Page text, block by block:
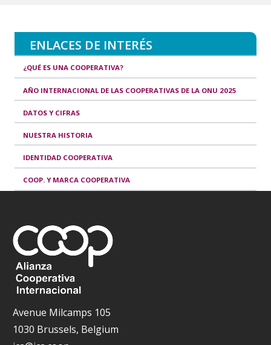
ENLACES DE INTERÉS
¿QUÉ ES UNA COOPERATIVA?
AÑO INTERNACIONAL DE LAS COOPERATIVAS DE LA ONU 2025
DATOS Y CIFRAS
NUESTRA HISTORIA
IDENTIDAD COOPERATIVA
COOP. Y MARCA COOPERATIVA
Avenue Milcamps 105
1030 Brussels, Belgium